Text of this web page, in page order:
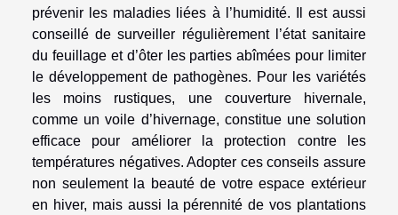
prévenir les maladies liées à l’humidité. Il est aussi
conseillé de surveiller régulièrement l’état sanitaire
du feuillage et d’ôter les parties abîmées pour limiter
le développement de pathogènes. Pour les variétés
les moins rustiques, une couverture hivernale,
comme un voile d’hivernage, constitue une solution
efficace pour améliorer la protection contre les
températures négatives. Adopter ces conseils assure
non seulement la beauté de votre espace extérieur
en hiver, mais aussi la pérennité de vos plantations